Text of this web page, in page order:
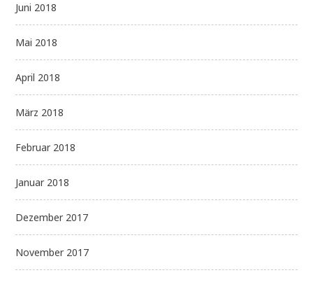
Juni 2018
Mai 2018
April 2018
März 2018
Februar 2018
Januar 2018
Dezember 2017
November 2017